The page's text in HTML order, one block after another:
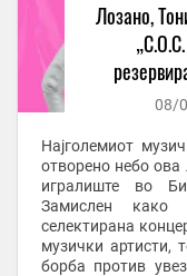
Лозано,
08/
Најголемиот
отворено небо ова
игралиште во
Замислен како
селектирана
музички артисти,
борба против